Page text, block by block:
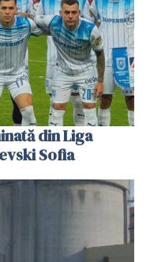
din Liga
Sofia